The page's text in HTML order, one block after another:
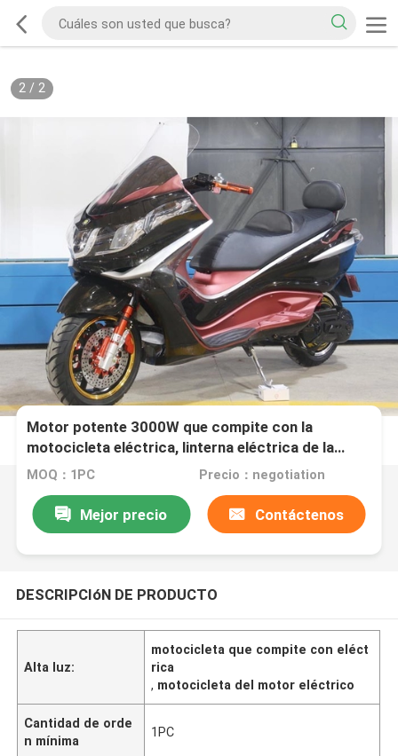
2/ 2
Motor potente 3000W que compite con la
motocicleta eléctrica, linterna eléctrica de la
motocicleta LED de la bici
MOQ：1PC Precio：negotiation
Mejor precio Contáctenos
DESCRIPCIóN DE PRODUCTO
Alta luz:
motocicleta que compite con eléct
rica
, motocicleta del motor eléctrico
Cantidad de orde
n mínima
1PC